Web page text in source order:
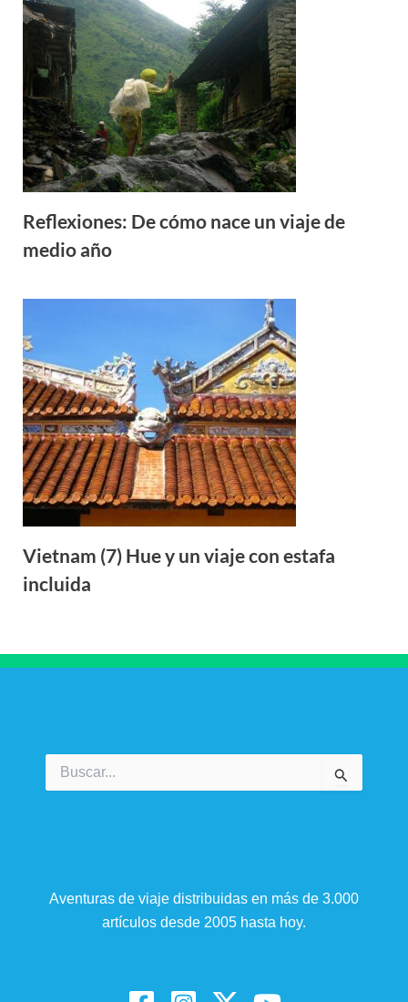
Reflexiones: De cómo nace un viaje de
medio año
Vietnam (7) Hue y un viaje con estafa
incluida
por:
Aventuras de viaje distribuidas en más de 3.000
artículos desde 2005 hasta hoy.